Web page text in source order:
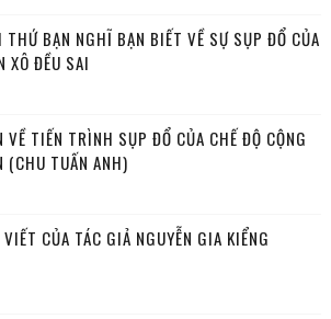
THỨ BẠN NGHĨ BẠN BIẾT VỀ SỰ SỤP ĐỔ CỦA
XÔ ĐỀU SAI
VỀ TIẾN TRÌNH SỤP ĐỔ CỦA CHẾ ĐỘ CỘNG
(CHU TUẤN ANH)
CỦA TÁC GIẢ NGUYỄN GIA KIỂNG